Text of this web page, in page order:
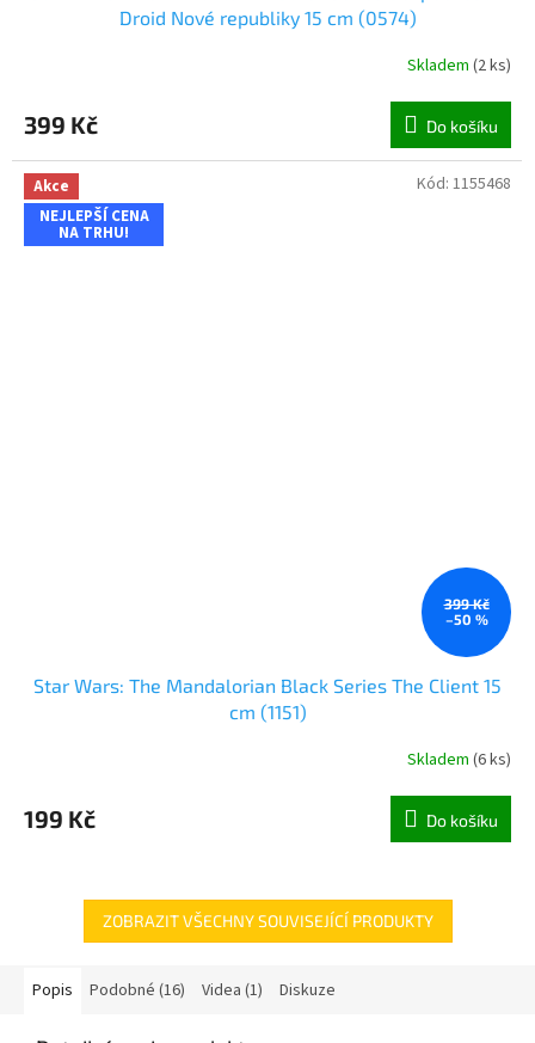
Droid Nové republiky 15 cm (0574)
Skladem (2 ks)
399 Kč Do košíku
Akce
NEJLEPŠÍ CENA
NA TRHU!
399 Kč
–50 %
Star Wars: The Mandalorian Black Series The Client 15
cm (1151)
Skladem (6 ks)
199 Kč Do košíku
Kód: 1155468
ZOBRAZIT VŠECHNY SOUVISEJÍCÍ PRODUKTY
Popis Podobné (16) Videa (1) Diskuze